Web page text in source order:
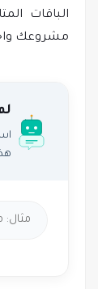
الباقات
مشروعك